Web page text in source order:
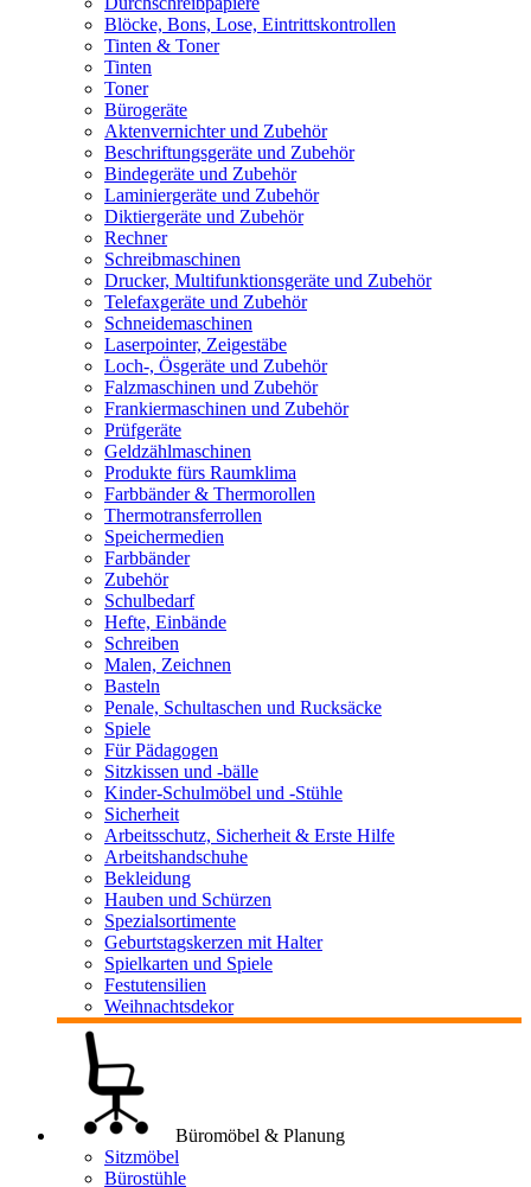
Blöcke, Bons, Lose, Eintrittskontrollen
Tinten & Toner
Tinten
Toner
Bürogeräte
Aktenvernichter und Zubehör
Beschriftungsgeräte und Zubehör
Bindegeräte und Zubehör
Laminiergeräte und Zubehör
Diktiergeräte und Zubehör
Rechner
Schreibmaschinen
Drucker, Multifunktionsgeräte und Zubehör
Telefaxgeräte und Zubehör
Schneidemaschinen
Laserpointer, Zeigestäbe
Loch-, Ösgeräte und Zubehör
Falzmaschinen und Zubehör
Frankiermaschinen und Zubehör
Prüfgeräte
Geldzählmaschinen
Produkte fürs Raumklima
Farbbänder & Thermorollen
Thermotransferrollen
Speichermedien
Farbbänder
Zubehör
Schulbedarf
Hefte, Einbände
Schreiben
Malen, Zeichnen
Basteln
Penale, Schultaschen und Rucksäcke
Spiele
Für Pädagogen
Sitzkissen und -bälle
Kinder-Schulmöbel und -Stühle
Sicherheit
Arbeitsschutz, Sicherheit & Erste Hilfe
Arbeitshandschuhe
Bekleidung
Hauben und Schürzen
Spezialsortimente
Geburtstagskerzen mit Halter
Spielkarten und Spiele
Festutensilien
Weihnachtsdekor
Büromöbel & Planung
Sitzmöbel
Bürostühle